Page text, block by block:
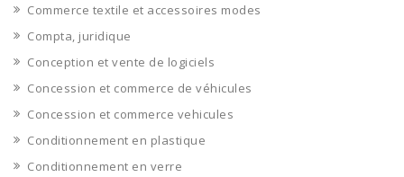
Commerce textile et accessoires modes
Compta, juridique
Conception et vente de logiciels
Concession et commerce de véhicules
Concession et commerce vehicules
Conditionnement en plastique
Conditionnement en verre